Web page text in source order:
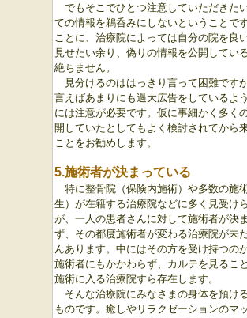
でもそこでひとつ注意していただきた
ての情報を鵜呑みにしないということで
ことに、治療院によっては自分の院を良
見せたい余り、偽りの情報を公開してい
絶ちません。
見分けるのははっきり言って困難です
言えばあまりにも過大広告をしているよ
には注意が必要です。仮に事細かく多く
開していたとしてもよく検討されてから
ことをお勧めします。
5.施術者が決まっている
特に整骨院（保険内施術）や多数の施
生）が在籍する治療院などに多く見受け
が、一人の患者さんに対して施術者が決
ず、その都度施術者が変わる治療院が未
んあります。中にはその方を受け持つの
施術者にもかかわらず、カルテを見るこ
施術に入る治療院すら存在します。
そんな治療院にみなさまの身体を預け
ものです。癒しやリラクゼーションのマ